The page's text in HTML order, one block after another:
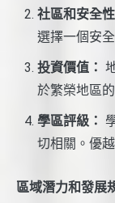
社區和安全性
選擇一個安
投資價值：
於繁榮地區
學區評級：
切相關。優
區域潛力和發展